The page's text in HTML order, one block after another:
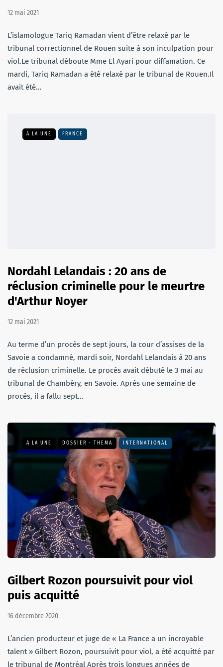
12 mai 2021
L’islamologue Tariq Ramadan vient d’être relaxé par le
tribunal correctionnel de Rouen suite à son inculpation pour
viol.Le tribunal déboute Mme El Ayari pour diffamation. Ce
mardi, Tariq Ramadan a été relaxé par le tribunal de Rouen.Il
avait été…
A LA UNE FRANCE
Nordahl Lelandais : 20 ans de
réclusion criminelle pour le meurtre
d'Arthur Noyer
12 mai 2021
Au terme d’un procès de sept jours, la cour d’assises de la
Savoie a condamné, mardi soir, Nordahl Lelandais à 20 ans
de réclusion criminelle. Le procès avait débuté le 3 mai au
tribunal de Chambéry, en Savoie. Après une semaine de
procès, il a fallu sept…
A LA UNE DOSSIER - THEMA INTERNATIONAL
Gilbert Rozon poursuivit pour viol
puis acquitté
16 décembre 2020
L’ancien producteur et juge de « La France a un incroyable
talent » Gilbert Rozon, poursuivit pour viol, a été acquitté par
le tribunal de Montréal Après trois longues années de